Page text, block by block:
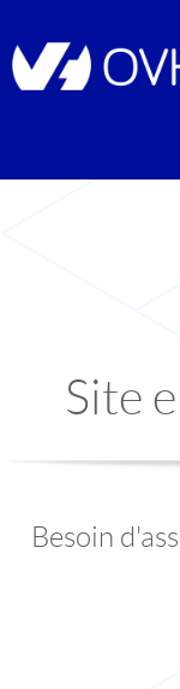
Site
Besoin